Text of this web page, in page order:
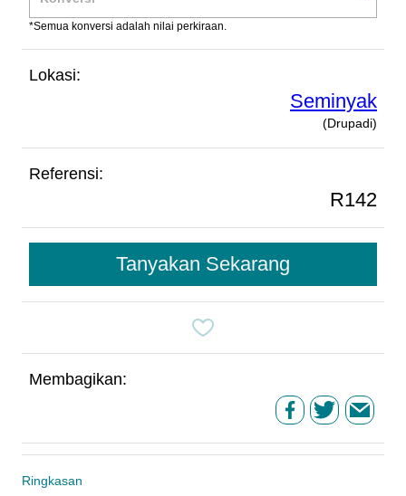
*Semua konversi adalah nilai perkiraan.
Lokasi:
Seminyak
(Drupadi)
Referensi:
R142
Tanyakan Sekarang
Membagikan:
Ringkasan